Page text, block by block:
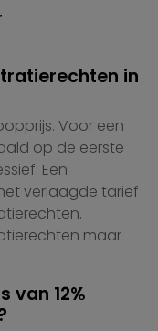
in
Voor een
op de eerste
Een
verlaagde tarief
maar
van 12%